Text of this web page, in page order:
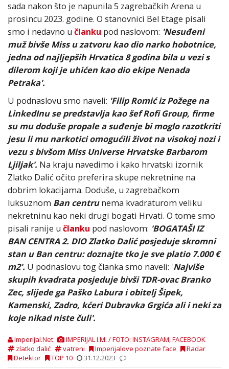
sada nakon što je napunila 5 zagrebačkih Arena u
prosincu 2023. godine. O stanovnici Bel Etage pisali
smo i nedavno u članku pod naslovom: 'Nesuđeni
muž bivše Miss u zatvoru kao dio narko hobotnice,
jedna od najljepših Hrvatica 8 godina bila u vezi s
dilerom koji je uhićen kao dio ekipe Nenada
Petraka'.
U podnaslovu smo naveli: 'Filip Romić iz Požege na
LinkedInu se predstavlja kao šef Rofi Group, firme
su mu doduše propale a suđenje bi moglo razotkriti
jesu li mu narkotici omogućili život na visokoj nozi i
vezu s bivšom Miss Universe Hrvatske Barbarom
Ljiljak'. Na kraju navedimo i kako hrvatski izornik
Zlatko Dalić očito preferira skupe nekretnine na
dobrim lokacijama. Doduše, u zagrebačkom
luksuznom Ban centrunema kvadraturom veliku
nekretninu kao neki drugi bogati Hrvati. O tome smo
pisali ranije u članku pod naslovom: 'BOGATAŠI IZ
BAN CENTRA 2. DIO Zlatko Dalić posjeduje skromni
stan u Ban centru: doznajte tko je sve platio 7.000 €
m2'. U podnaslovu tog članka smo naveli: 'Najviše
skupih kvadrata posjeduje bivši TDR-ovac Branko
Zec, slijede ga Paško Labura i obitelj Šipek,
Kamenski, Zadro, kćeri Dubravka Grgića ali i neki za
koje nikad niste čuli'.
Imperijal.Net
IMPERIJAL I.M. / FOTO: INSTAGRAM, FACEBOOK
zlatko dalić
vatreni Imperijalove poznate face
Radar
Detektor
TOP 10 31.12.2023